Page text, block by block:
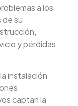
a los
su
y pérdidas
instalación
captan la